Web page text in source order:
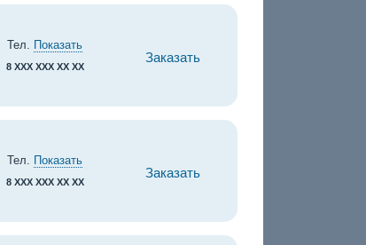
Тел. Показать
8 XXX XXX XX XX
Заказать
Тел. Показать
8 XXX XXX XX XX
Заказать